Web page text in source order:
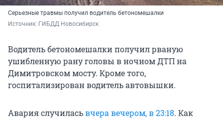
Серьезные травмы получил водитель бетономешалки
Источник: ГИБДД Новосибирск
Водитель бетономешалки получил рваную
ушибленную рану головы в ночном ДТП на
Димитровском мосту. Кроме того,
госпитализирован водитель автовышки.
Авария случиласьвчера вечером, в 23:18. Как